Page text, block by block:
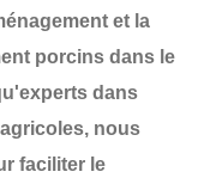
et la
porcins dans le
dans
nous
faciliter le